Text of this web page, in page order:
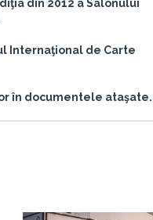
din 2012 a Salonului
Internaţional de Carte
în documentele ataşate.